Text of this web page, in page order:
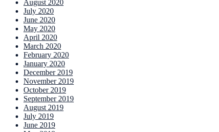
August 2020
July 2020
June 2020
May 2020
April 2020
March 2020
February 2020
January 2020
December 2019
November 2019
October 2019
September 2019
August 2019
July 2019
June 2019